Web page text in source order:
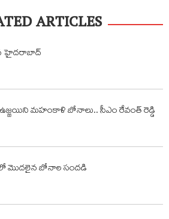
ARTICLES
హైదరాబాద్
మహంకాళి బోనాలు.. సీఎం రేవంత్ రెడ్డి
మొదలైన బోనాల సందడి